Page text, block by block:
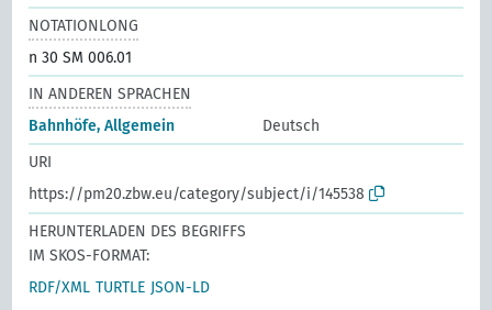
NOTATIONLONG
n 30 SM 006.01
IN ANDEREN SPRACHEN
Bahnhöfe, Allgemein
Deutsch
URI
https://pm20.zbw.eu/category/subject/i/145538
HERUNTERLADEN DES BEGRIFFS
IM SKOS-FORMAT:
RDF/XML TURTLE JSON-LD